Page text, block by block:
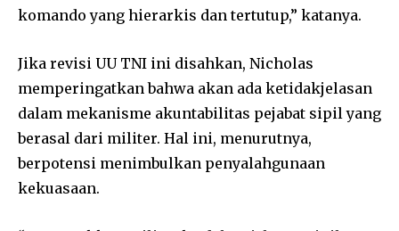
komando yang hierarkis dan tertutup,” katanya.
Jika revisi UU TNI ini disahkan, Nicholas
memperingatkan bahwa akan ada ketidakjelasan
dalam mekanisme akuntabilitas pejabat sipil yang
berasal dari militer. Hal ini, menurutnya,
berpotensi menimbulkan penyalahgunaan
kekuasaan.